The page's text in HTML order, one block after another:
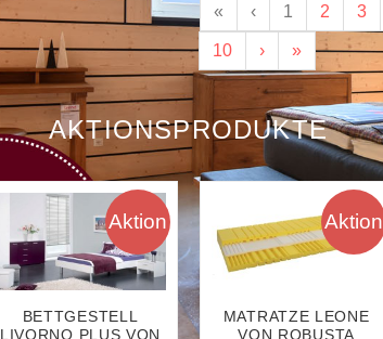
« ‹ 1 2 3
10 › »
AKTIONSPRODUKTE
Aktion
BETTGESTELL
LIVORNO PLUS VON
Aktion
MATRATZE LEONE
VON ROBUSTA